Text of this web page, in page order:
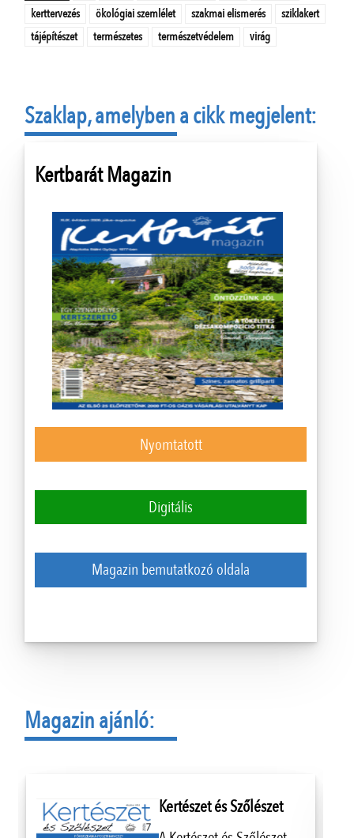
kerttervezés
ökológiai szemlélet szakmai elismerés
sziklakert
tájépítészet
természetes természetvédelem virág
Szaklap, amelyben a cikk megjelent:
Kertbarát Magazin
Nyomtatott
Digitális
Magazin bemutatkozó oldala
Magazin ajánló:
Kertészet és Szőlészet